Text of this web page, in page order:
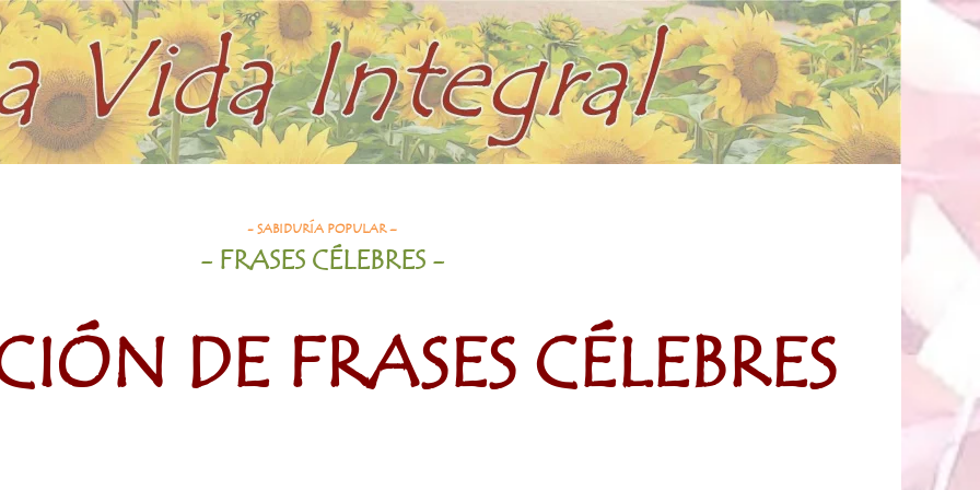
- SABIDURÍA POPULAR –
- FRASES CÉLEBRES -
DE FRASES CÉLEBRES